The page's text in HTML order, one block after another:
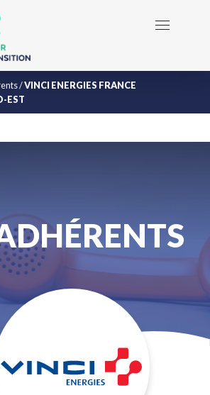
/VINCI ENERGIES FRANCE
EST